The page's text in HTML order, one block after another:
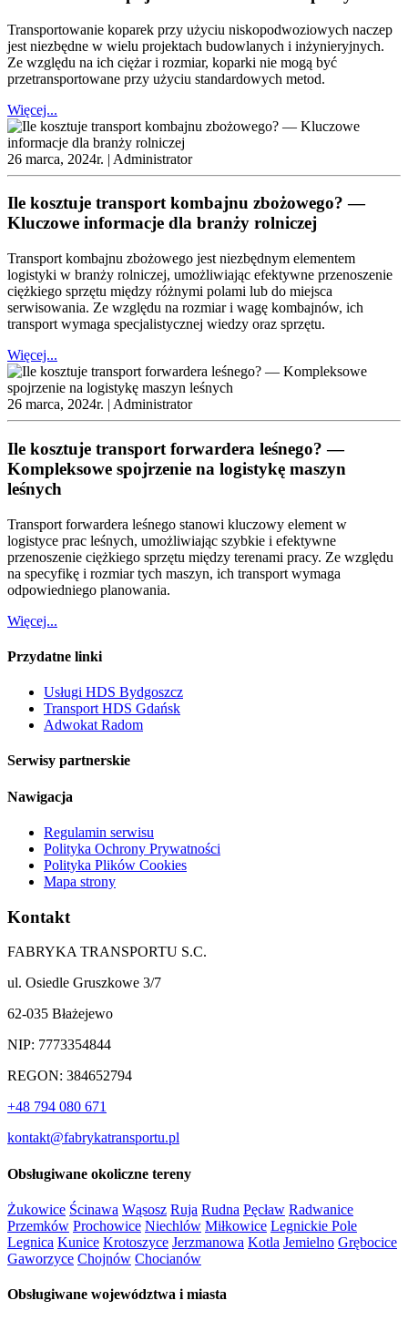
Transportowanie koparek przy użyciu niskopodwoziowych naczep
jest niezbędne w wielu projektach budowlanych i inżynieryjnych.
Ze względu na ich ciężar i rozmiar, koparki nie mogą być
przetransportowane przy użyciu standardowych metod.
Więcej...
26 marca, 2024r. | Administrator
Ile kosztuje transport kombajnu zbożowego? —
Kluczowe informacje dla branży rolniczej
Transport kombajnu zbożowego jest niezbędnym elementem
logistyki w branży rolniczej, umożliwiając efektywne przenoszenie
ciężkiego sprzętu między różnymi polami lub do miejsca
serwisowania. Ze względu na rozmiar i wagę kombajnów, ich
transport wymaga specjalistycznej wiedzy oraz sprzętu.
Więcej...
26 marca, 2024r. | Administrator
Ile kosztuje transport forwardera leśnego? —
Kompleksowe spojrzenie na logistykę maszyn
leśnych
Transport forwardera leśnego stanowi kluczowy element w
logistyce prac leśnych, umożliwiając szybkie i efektywne
przenoszenie ciężkiego sprzętu między terenami pracy. Ze względu
na specyfikę i rozmiar tych maszyn, ich transport wymaga
odpowiedniego planowania.
Więcej...
Przydatne linki
Usługi HDS Bydgoszcz
Transport HDS Gdańsk
Adwokat Radom
Serwisy partnerskie
Nawigacja
Regulamin serwisu
Polityka Ochrony Prywatności
Polityka Plików Cookies
Mapa strony
Kontakt
FABRYKA TRANSPORTU S.C.
ul. Osiedle Gruszkowe 3/7
62-035 Błażejewo
NIP: 7773354844
REGON: 384652794
+48 794 080 671
kontakt@fabrykatransportu.pl
Obsługiwane okoliczne tereny
Żukowice Ścinawa Wąsosz Ruja Rudna Pęcław Radwanice
Przemków Prochowice Niechlów Miłkowice Legnickie Pole
Legnica Kunice Krotoszyce Jerzmanowa Kotla Jemielno Grębocice
Gaworzyce Chojnów Chocianów
Obsługiwane województwa i miasta